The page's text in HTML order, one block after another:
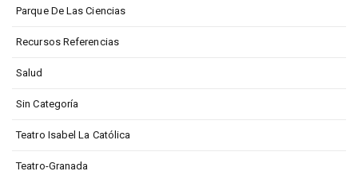
Parque De Las Ciencias
Recursos Referencias
Salud
Sin Categoría
Teatro Isabel La Católica
Teatro-Granada